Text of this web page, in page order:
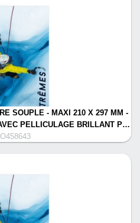
SOUPLE - MAXI 210 X 297 MM -
PELLICULAGE BRILLANT P…